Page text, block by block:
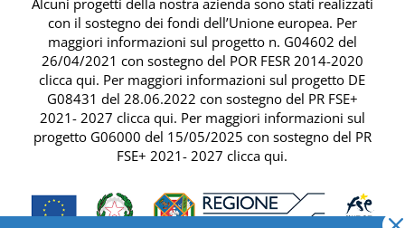
con il sostegno dei fondi dell’Unione europea. Per
maggiori informazioni sul progetto n. G04602 del
26/04/2021 con sostegno del POR FESR 2014-2020
clicca qui. Per maggiori informazioni sul progetto DE
G08431 del 28.06.2022 con sostegno del PR FSE+
2021- 2027 clicca qui. Per maggiori informazioni sul
progetto G06000 del 15/05/2025 con sostegno del PR
FSE+ 2021- 2027 clicca qui.